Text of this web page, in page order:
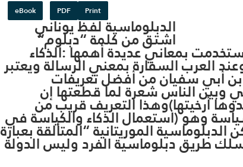
Print
PDF
eBook
الدبلوماسية لفظ يوناني
اشتق من كلمة “دبلوم”
بمعاني عديدة أهمها :الذكاء
العرب السفارة بمعني الرسالة ويعتبر
بن أبي سفيان من أفضل تعريفات
وبين الناس شعرة لما قطعتها إن
أرخيتها)وهذا التعريف قريب من
وهو (استعمال الذكاء والكياسة في
الموريتانية “المتألقة بعبارة
طريق دبلوماسية الفرد وليس الدولة